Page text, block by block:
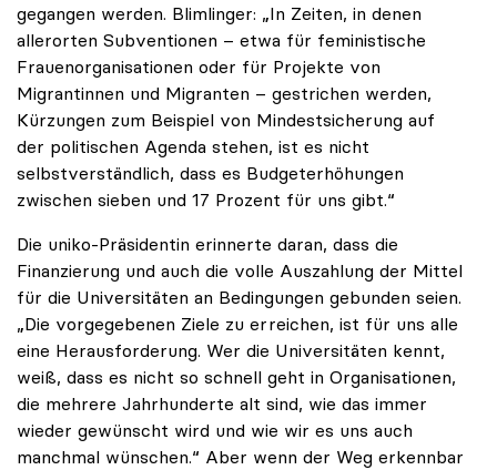
gegangen werden. Blimlinger: „In Zeiten, in denen
allerorten Subventionen – etwa für feministische
Frauenorganisationen oder für Projekte von
Migrantinnen und Migranten – gestrichen werden,
Kürzungen zum Beispiel von Mindestsicherung auf
der politischen Agenda stehen, ist es nicht
selbstverständlich, dass es Budgeterhöhungen
zwischen sieben und 17 Prozent für uns gibt.“
Die uniko-Präsidentin erinnerte daran, dass die
Finanzierung und auch die volle Auszahlung der Mittel
für die Universitäten an Bedingungen gebunden seien.
„Die vorgegebenen Ziele zu erreichen, ist für uns alle
eine Herausforderung. Wer die Universitäten kennt,
weiß, dass es nicht so schnell geht in Organisationen,
die mehrere Jahrhunderte alt sind, wie das immer
wieder gewünscht wird und wie wir es uns auch
manchmal wünschen.“ Aber wenn der Weg erkennbar